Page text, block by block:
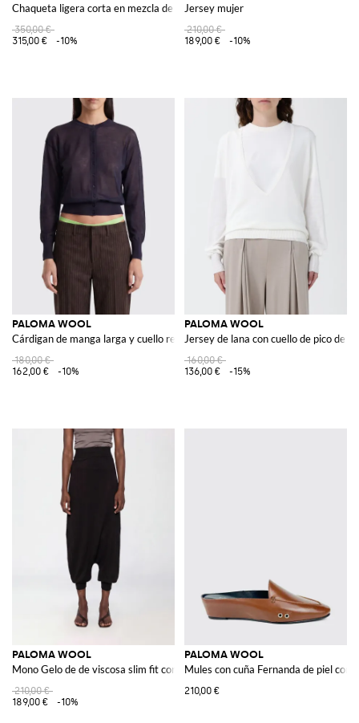
Chaqueta ligera corta en mezcla de seda con cintura con cordón
350,00 €
315,00 €
-10%
Jersey mujer
210,00 €
189,00 €
-10%
PALOMA WOOL
Cárdigan de manga larga y cuello redondo de algodón orgánico
180,00 €
162,00 €
-10%
PALOMA WOOL
Jersey de lana con cuello de pico de
160,00 €
136,00 €
-15%
PALOMA WOOL
Mono Gelo de de viscosa slim fit con hombros descubiertos
210,00 €
189,00 €
-10%
PALOMA WOOL
Mules con cuña Fernanda de piel con
210,00 €